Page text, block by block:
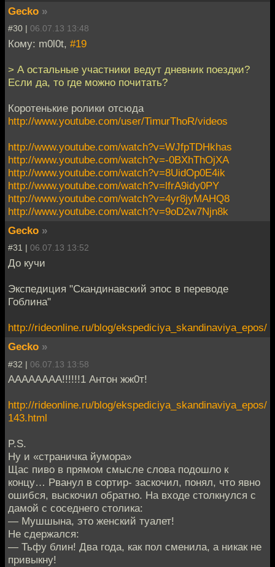
Gecko »
#30 | 06.07.13 13:48
Кому: m0l0t, #19
> А остальные участники ведут дневник поездки?
Если да, то где можно почитать?
Коротенькие ролики отсюда
http://www.youtube.com/user/TimurThoR/videos
http://www.youtube.com/watch?v=WJfpTDHkhas
http://www.youtube.com/watch?v=-0BXhThOjXA
http://www.youtube.com/watch?v=8UidOp0E4ik
http://www.youtube.com/watch?v=lfrA9idy0PY
http://www.youtube.com/watch?v=4yr8jyMAHQ8
http://www.youtube.com/watch?v=9oD2w7Njn8k
Gecko »
#31 | 06.07.13 13:52
До кучи
Экспедиция "Скандинавский эпос в переводе
Гоблина"
http://rideonline.ru/blog/ekspediciya_skandinaviya_epos/
Gecko »
#32 | 06.07.13 13:58
АААААААА!!!!!!1 Антон жж0т!
http://rideonline.ru/blog/ekspediciya_skandinaviya_epos/
143.html
P.S.
Ну и «страничка йумора»
Щас пиво в прямом смысле слова подошло к
концу… Рванул в сортир- заскочил, понял, что явно
ошибся, выскочил обратно. На входе столкнулся с
дамой с соседнего столика:
— Мушшына, это женский туалет!
Не сдержался:
— Тьфу блин! Два года, как пол сменила, а никак не
привыкну!